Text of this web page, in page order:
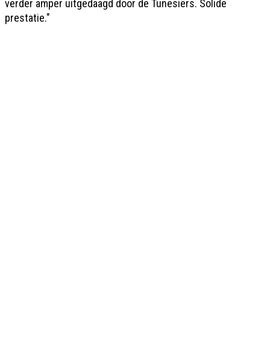
verder amper uitgedaagd door de Tunesiërs. Solide
prestatie."